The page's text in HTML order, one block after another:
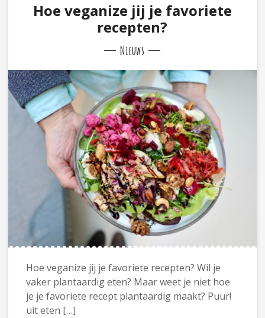
Hoe veganize jij je favoriete
recepten?
Nieuws
Hoe veganize jij je favoriete recepten? Wil je
vaker plantaardig eten? Maar weet je niet hoe
je je favoriete recept plantaardig maakt? Puur!
uit eten […]